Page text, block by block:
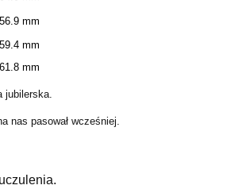
56.9 mm
59.4 mm
61.8 mm
jubilerska.
nas pasował wcześniej.